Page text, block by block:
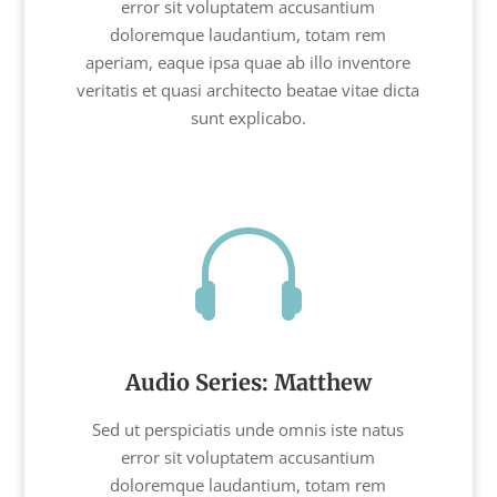
error sit voluptatem accusantium
doloremque laudantium, totam rem
aperiam, eaque ipsa quae ab illo inventore
veritatis et quasi architecto beatae vitae dicta
sunt explicabo.

Audio Series: Matthew
Sed ut perspiciatis unde omnis iste natus
error sit voluptatem accusantium
doloremque laudantium, totam rem